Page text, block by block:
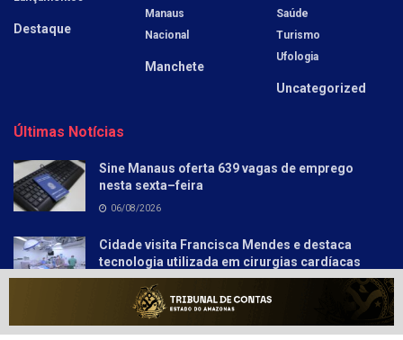
Destaque
Manaus
Nacional
Manchete
Saúde
Turismo
Ufologia
Uncategorized
Últimas Notícias
Sine Manaus oferta 639 vagas de emprego
nesta sexta–feira
06/08/2026
Cidade visita Francisca Mendes e destaca
tecnologia utilizada em cirurgias cardíacas
pediátricas
06/08/2026